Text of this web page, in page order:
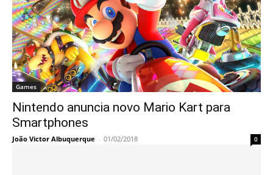
Games
Nintendo anuncia novo Mario Kart para
Smartphones
João Victor Albuquerque - 01/02/2018 0